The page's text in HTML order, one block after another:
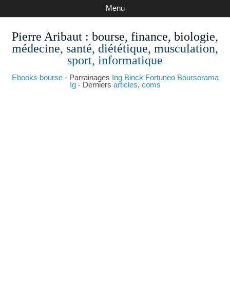
Pierre Aribaut : bourse, finance, biologie,
médecine, santé, diététique, musculation,
sport, informatique
Ebooks bourse- Parrainages Ing Binck Fortuneo Boursorama
Ig- Derniers articles, coms
Menu